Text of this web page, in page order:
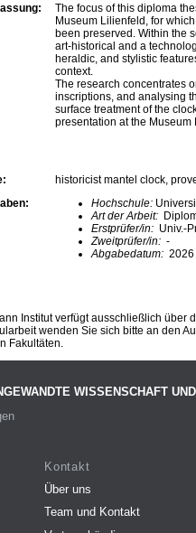
The focus of this diploma
Museum Lilienfeld, for
been preserved. Within the
art-historical and a
heraldic, and stylistic
context.
The research concentrates
inscriptions, and analysing
surface treatment of the
presentation at the
historicist mantel clock,
Hochschule:
Art der Arbeit:
Erstprüfer/in: Univ.-
Zweitprüfer/in: -
Abgabedatum: 2026
Institut verfügt ausschließlich über
wenden Sie sich bitte an den
Fakultäten.
WISSENSCHAFT
Kontakt
Über uns
Team und Kontakt